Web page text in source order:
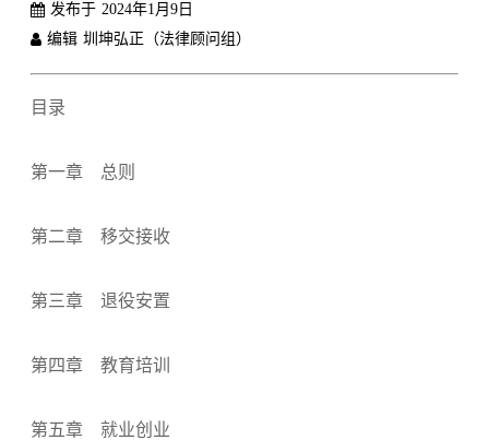
发布于 2024年1月9日
编辑 圳坤弘正（法律顾问组）
目录
第一章 总则
第二章 移交接收
第三章 退役安置
第四章 教育培训
第五章 就业创业